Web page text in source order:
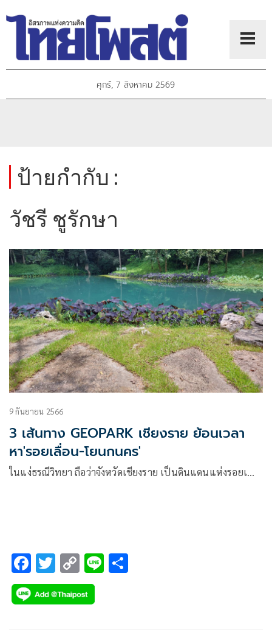
ศุกร์, 7 สิงหาคม 2569
ป้ายกำกับ :
วัชรี ชูรักษา
9 กันยายน 2566
3 เส้นทาง GEOPARK เชียงราย ย้อนเวลา
หา'รอยเลื่อน-โยนกนคร'
ในแง่ธรณีวิทยา ถือว่าจังหวัดเชียงราย เป็นดินแดนแห่งรอยเ…
F
ac
e
T
wi
tt
C
o
p
Li